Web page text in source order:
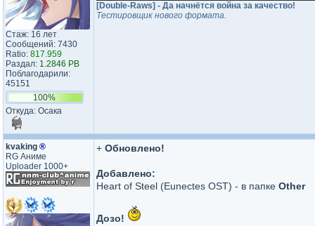
Стаж: 16 лет
Сообщений: 7430
Ratio: 817.959
Раздал: 1.2846 PB
Поблагодарили:
45151
100%
Откуда: Осака
[Double-Raws] - Да начнётся война за качество!
Тестировщик нового формата.
kvaking ®
RG Аниме
Uploader 1000+
+ Обновлено!
Добавлено:
Heart of Steel (Eunectes OST) - в папке Other
Дозо!